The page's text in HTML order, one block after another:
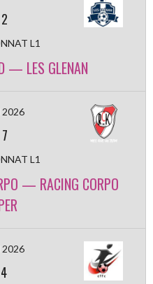
2
L1
— LES GLENAN
2026
7
L1
— RACING CORPO
2026
4